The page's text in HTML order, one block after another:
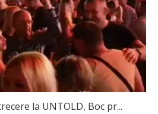
la UNTOLD, Boc pr...